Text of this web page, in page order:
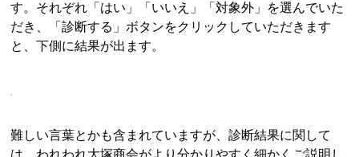
す。それぞれ「はい」「いいえ」「対象外」を選んでいた
だき、「診断する」ボタンをクリックしていただきます
と、下側に結果が出ます。
難しい言葉とかも含まれていますが、診断結果に関して